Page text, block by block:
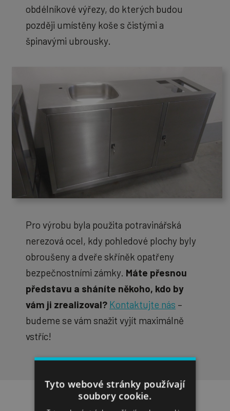
obdélníkové výřezy, do kterých budou
později umístěny koše s čistými a
špinavými ubrousky.
Pro výrobu byla použita potravinářská
nerezová ocel, kdy pohledové plochy byly
obroušeny a dveře skříněk opatřeny
bezpečnostními zámky. Máte přesnou
představu a sháníte někoho, kdo by
vám ji zrealizoval? Kontaktujte nás –
budeme se vám snažit vyjít maximálně
vstříc!
Tyto webové stránky používají
soubory cookie.